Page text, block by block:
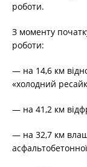
роботи.
З моменту
роботи:
— на 14,6 км
«холодний
— на 41,2 км
— на 32,7 км